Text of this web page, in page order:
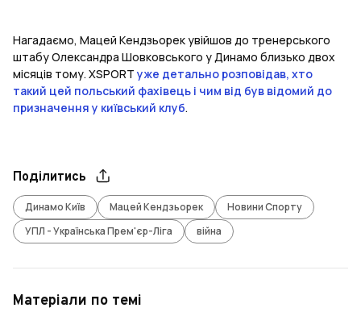
Нагадаємо, Мацей Кендзьорек увійшов до тренерського
штабу Олександра Шовковського у Динамо близько двох
місяців тому. XSPORT уже детально розповідав, хто
такий цей польський фахівець і чим від був відомий до
призначення у київський клуб.
Поділитись
Динамо Київ Мацей Кендзьорек
Новини Спорту
УПЛ - Українська Прем'єр-Ліга
війна
Матеріали по темі